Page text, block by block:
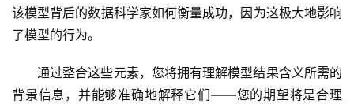
该模型背后的数据科学家如何衡量成功，因为这极大地影响
了模型的行为。
通过整合这些元素，您将拥有理解模型结果含义所需的
背景信息，并能够准确地解释它们——您的期望将是合理